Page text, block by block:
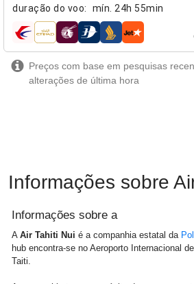
duração do voo: mín. 24h 55min
companhias aéreas
Preços com base em pesquisas
alterações de última hora
Informações sobre
Informações sobre a
A Air Tahiti Nui é a companhia estatal da
hub encontra-se no Aeroporto Internacional
Taiti.